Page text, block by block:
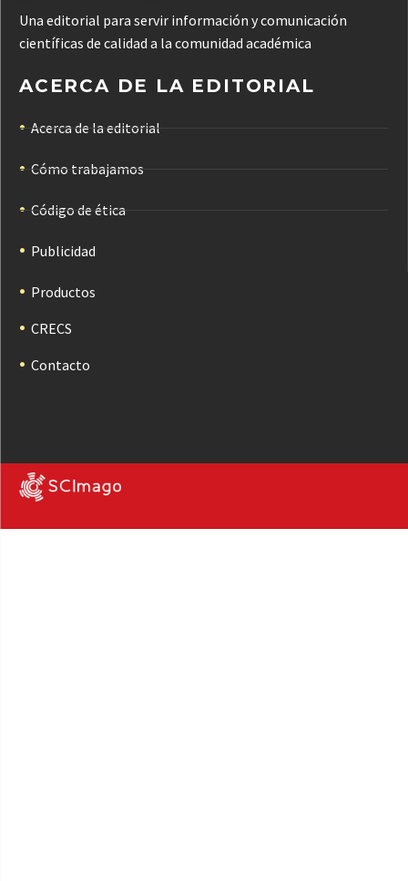
Una editorial para servir información y comunicación
científicas de calidad a la comunidad académica
ACERCA DE LA EDITORIAL
Acerca de la editorial
Cómo trabajamos
Código de ética
Publicidad
Productos
CRECS
Contacto